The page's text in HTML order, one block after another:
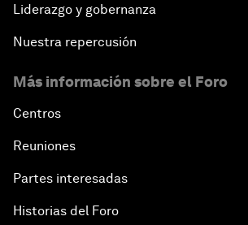
Liderazgo y gobernanza
Nuestra repercusión
Más información sobre el Foro
Centros
Reuniones
Partes interesadas
Historias del Foro